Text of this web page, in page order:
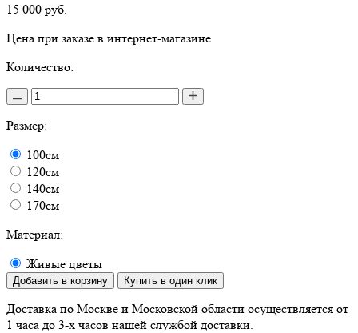
15 000 руб.
Цена при заказе в интернет-магазине
Количество:
Размер:
100см
120см
140см
170см
Материал:
Живые цветы
Добавить в корзину Купить в один клик
Доставка по Москве и Московской области осуществляется от
1 часа до 3-х часов нашей службой доставки.